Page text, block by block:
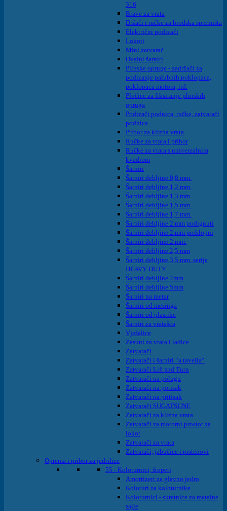
316
Brave za vrata
Držači i ručke za brodska spremišta
Električni podizači
Lokoti
Mini zatvarač
Ovalni šarniri
Plinske opruge - zadržači za
podizanje palubnih poklopaca,
poklopaca motora, itd.
Pločice za fiksiranje plinskih
opruga
Podizači podnica, ručke, zatvarači
podnica
Pribor za klizna vrata
Ručke za vrata i pribor
Ručke za vrata s univerzalnim
kvadrom
Šarniri
Šarniri debljine 0,8 mm.
Šarniri debljine 1,2 mm.
Šarniri debljine 1,3 mm.
Šarniri debljine 1,5 mm.
Šarniri debljine 1,7 mm.
Šarniri debljine 2 mm podignuti
Šarniri debljine 2 mm preklopni
Šarniri debljine 2 mm.
Šarniri debljine 2,5 mm
Šarniri debljine 3,5 mm, serije
HEAVY DUTY
Šarniri debljine 4mm
Šarniri debljine 5mm
Šarniri na metar
Šarniri od mesinga
Šarniri od plastike
Šarniri za vratašca
Vješalice
Zasuni za vrata i ladice
Zatvarači
Zatvarači i šarniri “a tavella“
Zatvarači Lift snd Turn
Zatvarači na polugu
Zatvarači na potisak
Zatvarači na pritisak
Zatvarači SUGATSUNE
Zatvarači za klizna vrata
Zatvarači za motorni prostor za
lokot
Zatvarači za vrata
Zatvarači, jabučice i prstenovi
Oprema i pribor za jedrilice
55 - Koloturnici, štoperi
Amortizeri za glavno jedro
Koloturi za koloturnike
Koloturnici - skretnice za metalne
sajle